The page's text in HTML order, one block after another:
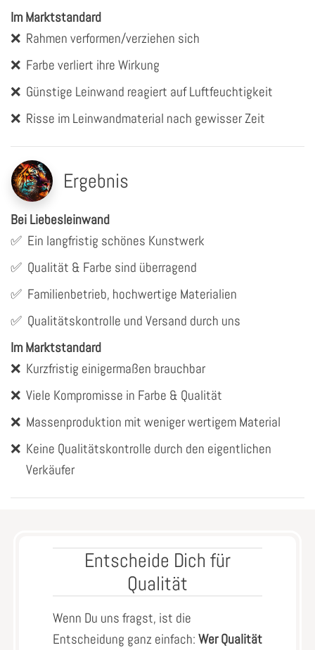
Im Marktstandard
❌ Rahmen verformen/verziehen sich
❌ Farbe verliert ihre Wirkung
❌ Günstige Leinwand reagiert auf Luftfeuchtigkeit
❌ Risse im Leinwandmaterial nach gewisser Zeit
Ergebnis
Bei Liebesleinwand
✅ Ein langfristig schönes Kunstwerk
✅ Qualität & Farbe sind überragend
✅ Familienbetrieb, hochwertige Materialien
✅ Qualitätskontrolle und Versand durch uns
Im Marktstandard
❌ Kurzfristig einigermaßen brauchbar
❌ Viele Kompromisse in Farbe & Qualität
❌ Massenproduktion mit weniger wertigem Material
❌ Keine Qualitätskontrolle durch den eigentlichen
Verkäufer
Entscheide Dich für
Qualität
Wenn Du uns fragst, ist die
Entscheidung ganz einfach: Wer Qualität